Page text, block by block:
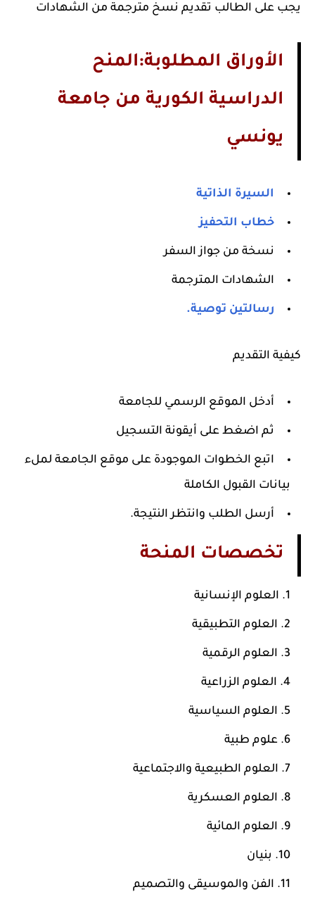
يجب على الطالب تقديم نسخ مترجمة من الشهادات
الأوراق المطلوبة:المنح
الدراسية الكورية من جامعة
يونسي
السيرة الذاتية
خطاب التحفيز
نسخة من جواز السفر
الشهادات المترجمة
رسالتين توصية.
كيفية التقديم
أدخل الموقع الرسمي للجامعة
ثم اضغط على أيقونة التسجيل
اتبع الخطوات الموجودة على موقع الجامعة لملء
بيانات القبول الكاملة
أرسل الطلب وانتظر النتيجة.
تخصصات المنحة
العلوم الإنسانية
العلوم التطبيقية
العلوم الرقمية
العلوم الزراعية
العلوم السياسية
علوم طبية
العلوم الطبيعية والاجتماعية
العلوم العسكرية
العلوم المائية
بنيان
الفن والموسيقى والتصميم